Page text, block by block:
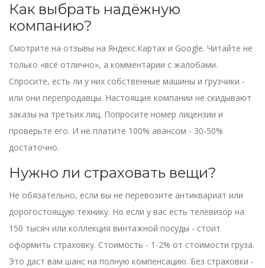
Как выбрать надёжную
компанию?
Смотрите на отзывы на Яндекс.Картах и Google. Читайте не
только «всё отлично», а комментарии с жалобами.
Спросите, есть ли у них собственные машины и грузчики -
или они перепродавцы. Настоящие компании не скидывают
заказы на третьих лиц. Попросите номер лицензии и
проверьте его. И не платите 100% авансом - 30-50%
достаточно.
Нужно ли страховать вещи?
Не обязательно, если вы не перевозите антиквариат или
дорогостоящую технику. Но если у вас есть телевизор на
150 тысяч или коллекция винтажной посуды - стоит
оформить страховку. Стоимость - 1-2% от стоимости груза.
Это даст вам шанс на полную компенсацию. Без страховки -